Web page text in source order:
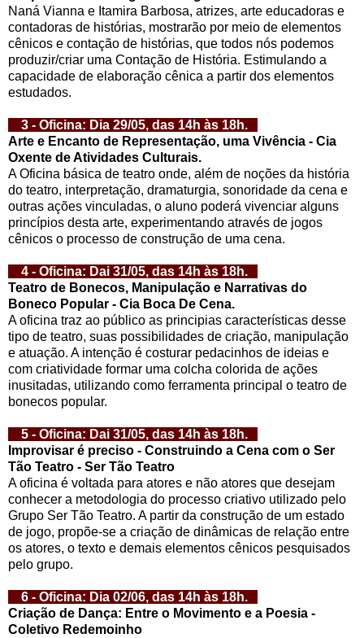
Naná Vianna e Itamira Barbosa, atrizes, arte educadoras e
contadoras de histórias, mostrarão por meio de elementos
cênicos e contação de histórias, que todos nós podemos
produzir/criar uma Contação de História. Estimulando a
capacidade de elaboração cênica a partir dos elementos
estudados.
3 - Oficina: Dia 29/05, das 14h às 18h.
Arte e Encanto de Representação, uma Vivência - Cia
Oxente de Atividades Culturais.
A Oficina básica de teatro onde, além de noções da história
do teatro, interpretação, dramaturgia, sonoridade da cena e
outras ações vinculadas, o aluno poderá vivenciar alguns
princípios desta arte, experimentando através de jogos
cênicos o processo de construção de uma cena.
4 - Oficina: Dai 31/05, das 14h às 18h.
Teatro de Bonecos, Manipulação e Narrativas do
Boneco Popular - Cia Boca De Cena.
A oficina traz ao público as principias características desse
tipo de teatro, suas possibilidades de criação, manipulação
e atuação. A intenção é costurar pedacinhos de ideias e
com criatividade formar uma colcha colorida de ações
inusitadas, utilizando como ferramenta principal o teatro de
bonecos popular.
5 - Oficina: Dai 31/05, das 14h às 18h.
Improvisar é preciso - Construindo a Cena com o Ser
Tão Teatro - Ser Tão Teatro
A oficina é voltada para atores e não atores que desejam
conhecer a metodologia do processo criativo utilizado pelo
Grupo Ser Tão Teatro. A partir da construção de um estado
de jogo, propõe-se a criação de dinâmicas de relação entre
os atores, o texto e demais elementos cênicos pesquisados
pelo grupo.
6 - Oficina: Dia 02/06, das 14h às 18h.
Criação de Dança: Entre o Movimento e a Poesia -
Coletivo Redemoinho